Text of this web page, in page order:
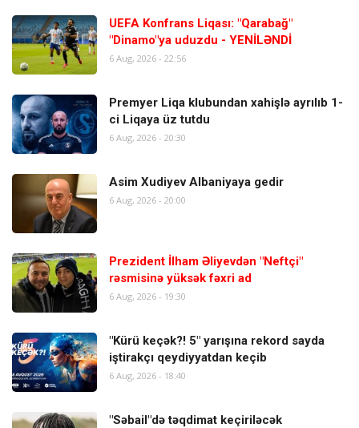
UEFA Konfrans Liqası: "Qarabağ"
"Dinamo"ya uduzdu - YENİLƏNDİ
6 Aug, 2026 - 22:56
Premyer Liqa klubundan xahişlə ayrılıb 1-
ci Liqaya üz tutdu
6 Aug, 2026 - 20:30
Asim Xudiyev Albaniyaya gedir
6 Aug, 2026 - 20:00
Prezident İlham Əliyevdən "Neftçi"
rəsmisinə yüksək fəxri ad
6 Aug, 2026 - 19:30
"Kürü keçək?! 5" yarışına rekord sayda
iştirakçı qeydiyyatdan keçib
6 Aug, 2026 - 18:40
"Səbail"də təqdimat keçiriləcək